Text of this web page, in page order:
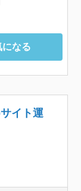
になる
イト運